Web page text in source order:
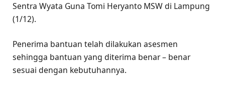
Sentra Wyata Guna Tomi Heryanto MSW di Lampung
(1/12).
Penerima bantuan telah dilakukan asesmen
sehingga bantuan yang diterima benar – benar
sesuai dengan kebutuhannya.